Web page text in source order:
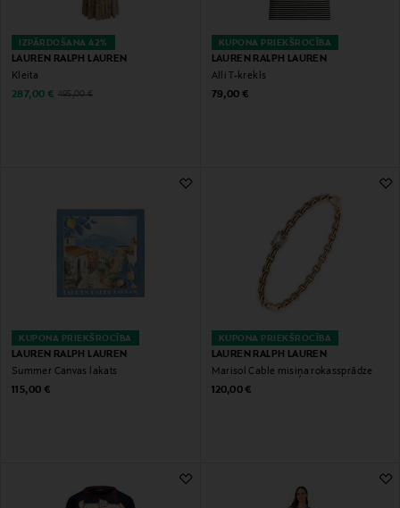
IZPĀRDOŠANA 42%
LAUREN RALPH LAUREN
Kleita
Discounted Price
287,00 € Original Price
495,00 €
KUPONA PRIEKŠROCĪBA
LAUREN RALPH LAUREN
Alli T-krekls
Original Price
79,00 €
KUPONA PRIEKŠROCĪBA
LAUREN RALPH LAUREN
Summer Canvas lakats
Original Price
115,00 €
KUPONA PRIEKŠROCĪBA
LAUREN RALPH LAUREN
Marisol Cable misiņa rokassprādze
Original Price
120,00 €